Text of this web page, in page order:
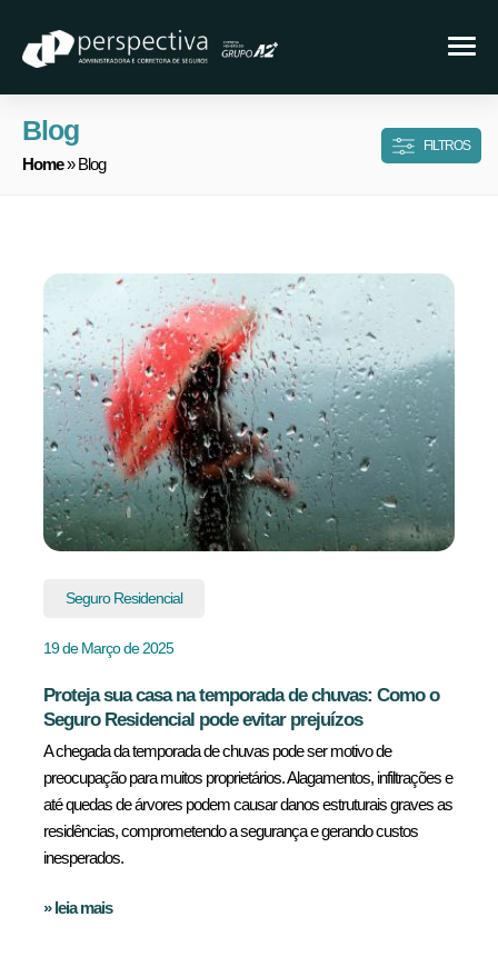
Blog
Home» Blog
FILTROS
Seguro Residencial
19 de Março de 2025
Proteja sua casa na temporada de chuvas: Como o
Seguro Residencial pode evitar prejuízos
A chegada da temporada de chuvas pode ser motivo de
preocupação para muitos proprietários. Alagamentos, infiltrações e
até quedas de árvores podem causar danos estruturais graves as
residências, comprometendo a segurança e gerando custos
inesperados.
» leia mais